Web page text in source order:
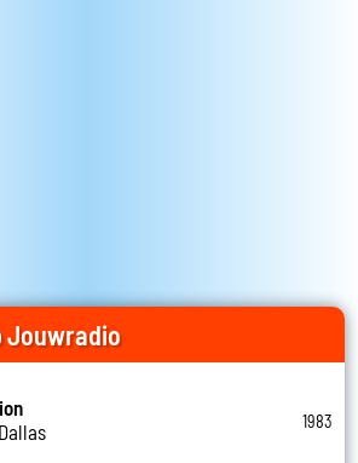
Jouwradio
1983